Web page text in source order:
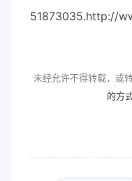
51873035.http://
未经允许不得转载，或
的方